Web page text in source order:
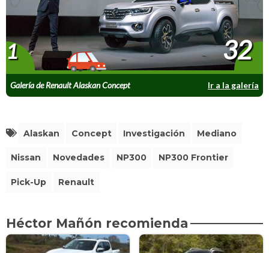
Galería de Renault Alaskan Concept Ir a la galería
1 32
Alaskan Concept Investigación Mediano
Nissan Novedades NP300 NP300 Frontier
Pick-Up Renault
Héctor Mañón recomienda